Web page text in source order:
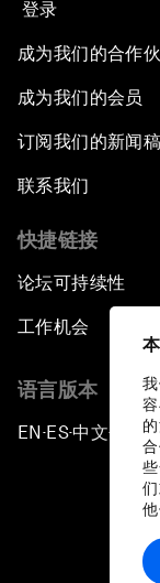
他
登录
成为我们的合作
成为我们的会员
订阅我们的新闻稿
联系我们
快捷链接
论坛可持续性
工作机会
语言版本
EN ▪ ES▪中文▪ 日本